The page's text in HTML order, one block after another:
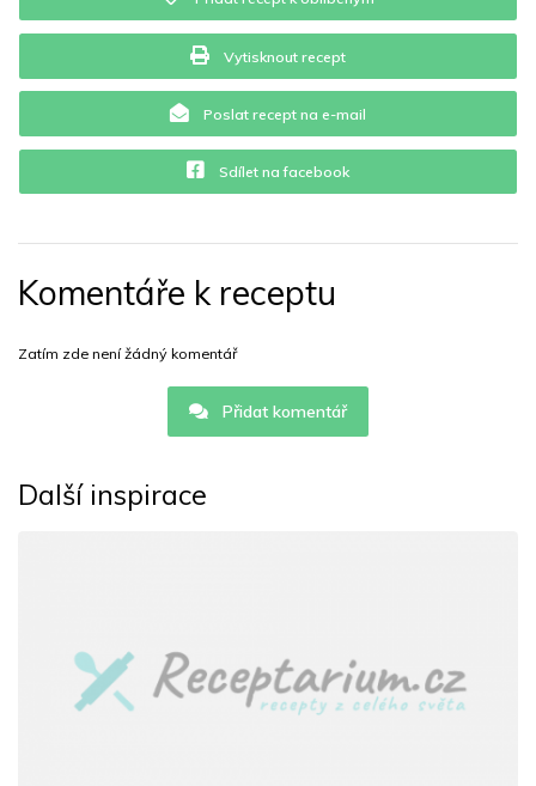
Vytisknout recept
Poslat recept na e-mail
Sdílet na facebook
Komentáře k receptu
Zatím zde není žádný komentář
Přidat komentář
Další inspirace